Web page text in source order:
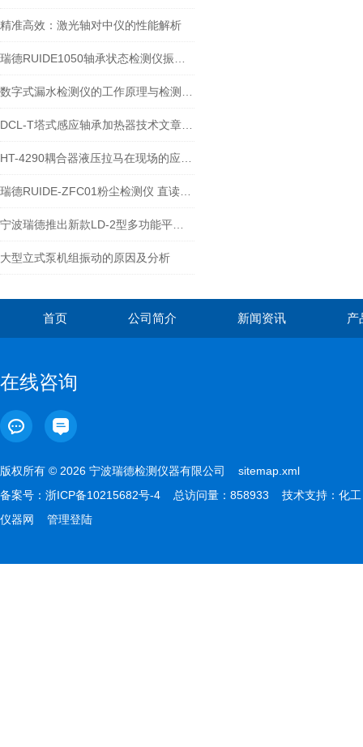
精准高效：激光轴对中仪的性能解析
大型立式泵机组振动的原因及分析
首页 公司简介 新闻资讯 产
在线咨询
版权所有 © 2026 宁波瑞德检测仪器有限公司 sitemap.xml
备案号： 浙ICP备10215682号-4 总访问量：858933 技术支持： 化工
仪器网
管理登陆